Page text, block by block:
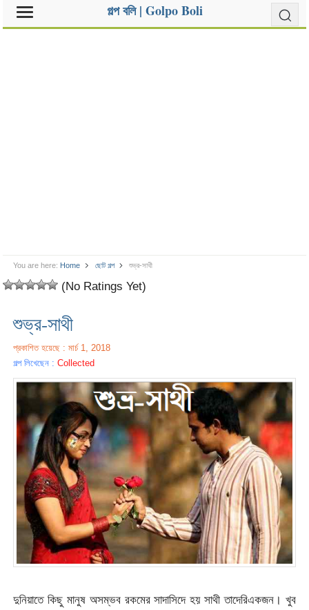
গল্প বলি | Golpo Boli
You are here: Home ছোট গল্প শুভ্র-সাথী
(No Ratings Yet)
শুভ্র-সাথী
প্রকাশিত হয়েছে : মার্চ 1, 2018
গল্প লিখেছেন :Collected
দুনিয়াতে কিছু মানুষ অসম্ভব রকমের সাদাসিদে হয় সাথী তাদেরিএকজন। খুব